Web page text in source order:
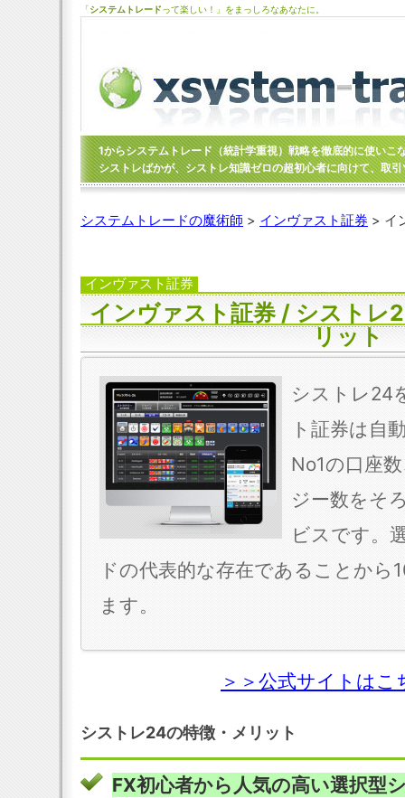
「システムトレードって楽しい！」をまっしろなあなたに。
1からシステムトレード（統計学重視）戦略を徹底的に使い
シストレばかが、シストレ知識ゼロの超初心者に向けて、取
システムトレードの魔術師 > インヴァスト証券 > イ
インヴァスト証券
インヴァスト証券 / シストレ
リット
シストレ24
ト証券は自
No1の口座
ジー数をそ
ビスです。
ドの代表的な存在であることから
ます。
＞＞公式サイトはこ
シストレ24の特徴・メリット
FX初心者から人気の高い選択型